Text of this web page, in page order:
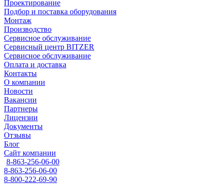
Проектирование
Подбор и поставка оборудования
Монтаж
Производство
Сервисное обслуживание
Сервисный центр BITZER
Сервисное обслуживание
Оплата и доставка
Контакты
О компании
Новости
Вакансии
Партнеры
Лицензии
Документы
Отзывы
Блог
Сайт компании
8-863-256-06-00
8-863-256-06-00
8-800-222-69-90